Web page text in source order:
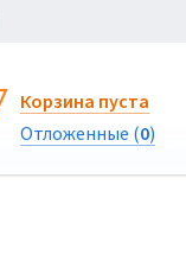
Корзина пуста
Отложенные (0)